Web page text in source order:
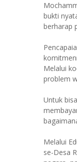
bukti
berharap
Melalui
problem
Untuk
Melalui
se-Desa